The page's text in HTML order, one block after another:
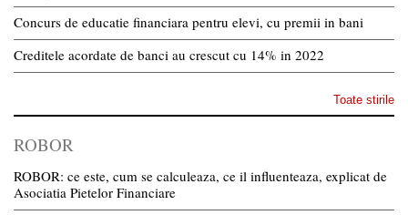
Concurs de educatie financiara pentru elevi, cu premii in bani
Creditele acordate de banci au crescut cu 14% in 2022
Toate stirile
ROBOR
ROBOR: ce este, cum se calculeaza, ce il influenteaza, explicat de
Asociatia Pietelor Financiare